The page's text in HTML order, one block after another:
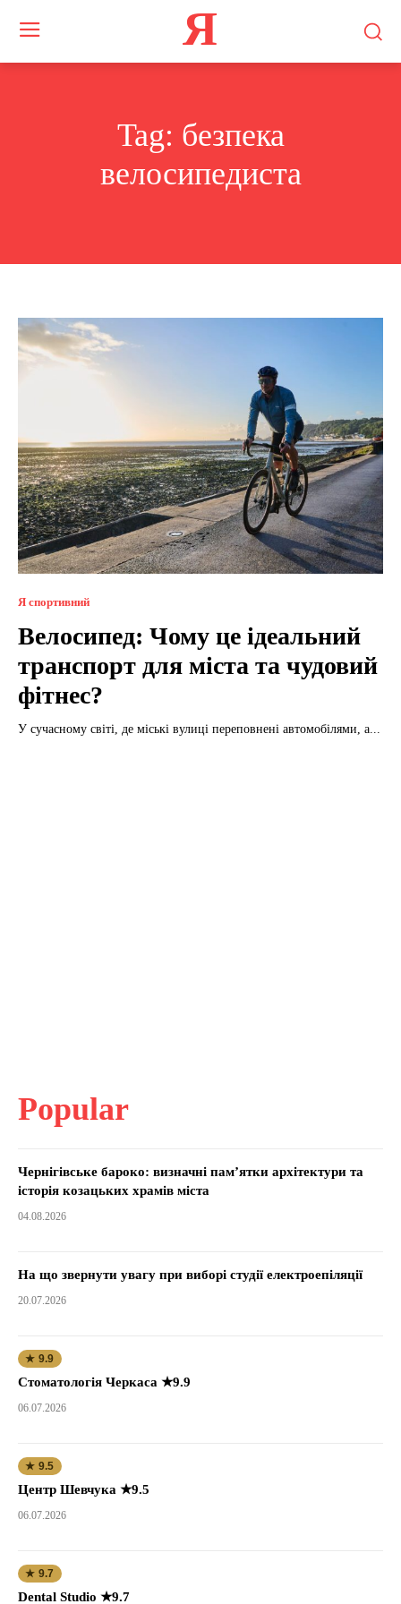
Я
Tag: безпека
велосипедиста
Я спортивний
Велосипед: Чому це ідеальний
транспорт для міста та чудовий
фітнес?
У сучасному світі, де міські вулиці переповнені автомобілями, а...
Popular
Чернігівське бароко: визначні пам’ятки архітектури та
історія козацьких храмів міста
04.08.2026
На що звернути увагу при виборі студії електроепіляції
20.07.2026
★ 9.9
Стоматологія Черкаса ★9.9
06.07.2026
★ 9.5
Центр Шевчука ★9.5
06.07.2026
★ 9.7
Dental Studio ★9.7